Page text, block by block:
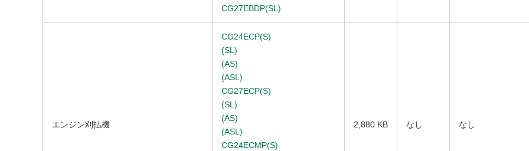
CG27EBDP(SL)
エンジン刈払機
CG24ECP(S)
(SL)
(AS)
(ASL)
CG27ECP(S)
(SL)
(AS)
(ASL)
CG24ECMP(S)
2,880 KB なし なし